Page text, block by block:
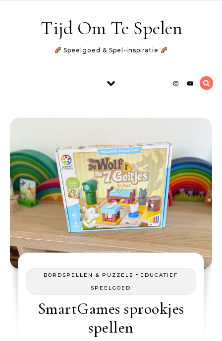
Tijd Om Te Spelen
Speelgoed & Spel-inspiratie
BORDSPELLEN & PUZZELS - EDUCATIEF
SPEELGOED
SmartGames sprookjes
spellen